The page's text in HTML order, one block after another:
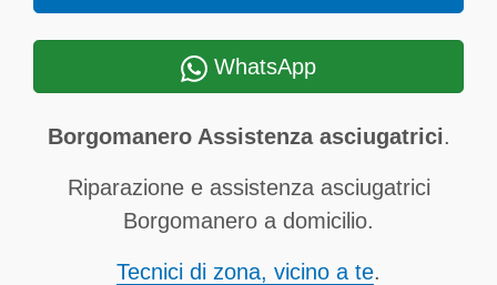
WhatsApp
Borgomanero Assistenza asciugatrici.
Riparazione e assistenza asciugatrici
Borgomanero a domicilio.
Tecnici di zona, vicino a te.